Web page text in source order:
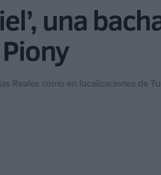
una
Reales como en localizaciones de